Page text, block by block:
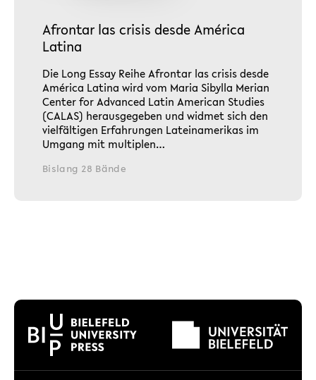
Afrontar las crisis desde América
Latina
Die Long Essay Reihe Afrontar las crisis desde
América Latina wird vom Maria Sibylla Merian
Center for Advanced Latin American Studies
(CALAS) herausgegeben und widmet sich den
vielfältigen Erfahrungen Lateinamerikas im
Umgang mit multiplen…
Bislang 28 Bände